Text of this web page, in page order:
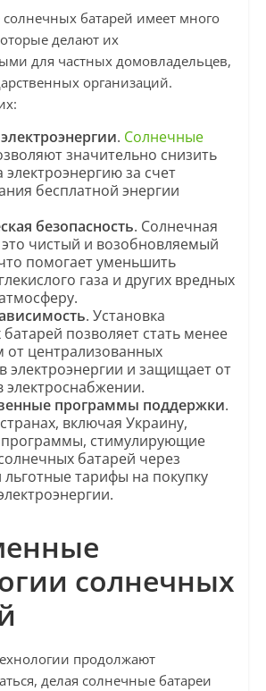
батарей имеет много
делают их
для частных домовладельцев,
организаций.
. Солнечные
значительно снизить
электроэнергию за счет
бесплатной энергии
безопасность. Солнечная
чистый и возобновляемый
помогает уменьшить
газа и других вредных
. Установка
позволяет стать менее
централизованных
электроэнергии и защищает от
электроснабжении.
программы поддержки.
включая Украину,
программы, стимулирующие
батарей через
льготные тарифы на покупку
солнечных
продолжают
делая солнечные батареи